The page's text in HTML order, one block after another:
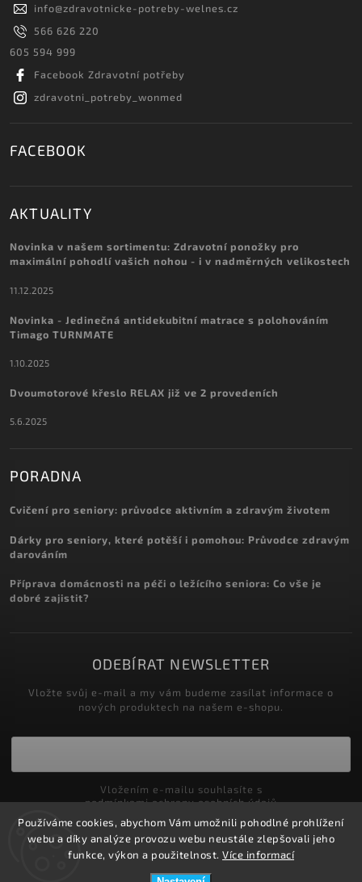
Používáme cookies, abychom Vám umožnili pohodlné prohlížení
webu a díky analýze provozu webu neustále zlepšovali jeho
funkce, výkon a použitelnost. Více informací
info@zdravotnicke-potreby-welnes.cz
566 626 220
605 594 999
Facebook Zdravotní potřeby
zdravotni_potreby_wonmed
FACEBOOK
AKTUALITY
Novinka v našem sortimentu: Zdravotní ponožky pro
maximální pohodlí vašich nohou - i v nadměrných velikostech
11.12.2025
Novinka - Jedinečná antidekubitní matrace s polohováním
Timago TURNMATE
1.10.2025
Dvoumotorové křeslo RELAX již ve 2 provedeních
5.6.2025
PORADNA
Cvičení pro seniory: průvodce aktivním a zdravým životem
Dárky pro seniory, které potěší i pomohou: Průvodce zdravým
darováním
Příprava domácnosti na péči o ležícího seniora: Co vše je
dobré zajistit?
ODEBÍRAT NEWSLETTER
Vložte svůj e-mail a my vám budeme zasílat informace o
nových produktech na našem e-shopu.
podmínkami ochrany osobních údajů
Přihlásit se